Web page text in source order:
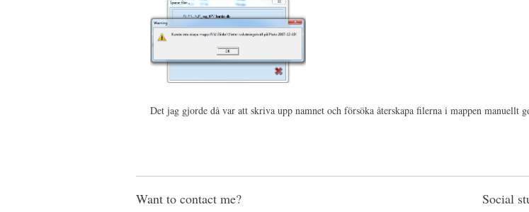
Det jag gjorde då var att skriva upp namnet och försöka återskapa filerna i mappen manuellt
Want to contact me? Social